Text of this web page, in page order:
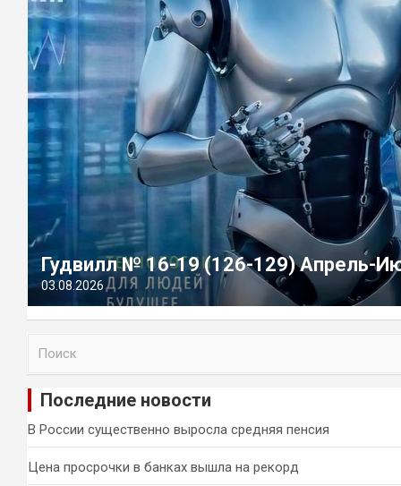
Гудвилл № 16-19 (126-129) Апрель-
03.08.2026
и
Последние новости
В России существенно выросла средняя пенсия
Цена просрочки в банках вышла на рекорд